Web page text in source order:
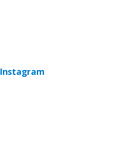
Instagram